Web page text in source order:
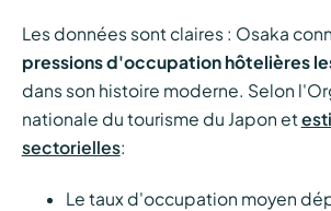
Les données sont claires : Osaka
pressions d'occupation hôtelières
dans son histoire moderne. Selon
nationale du tourisme du Japon et
sectorielles:
Le taux d'occupation moyen